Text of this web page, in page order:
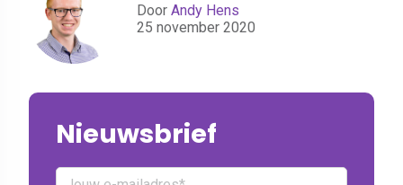
Door Andy Hens
25 november 2020
Nieuwsbrief